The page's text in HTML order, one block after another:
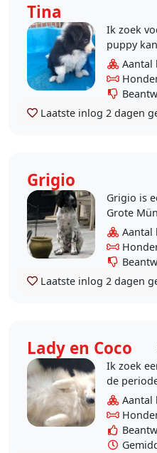
Tina
Ik zoek
puppy
ongeveer
augustus
Aantal
Laatste inlog 2 dagen
Grigio
Grigio is
Grote
speels is
honden
zoek
Aantal
Laatste inlog 2 dagen
Lady en Coco
Ik zoek
de
Beiden
andere
veel
Aantal